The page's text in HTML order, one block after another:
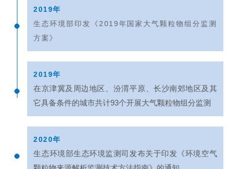
2019年
生态环境部印发《2019年国家大气颗粒物组分监测
方案》
2019年
在京津冀及周边地区、汾渭平原、长沙南郊地区及其
它具备条件的城市共计93个开展大气颗粒物组分监测
2020年
生态环境部生态环境监测司发布关于印发《环境空气